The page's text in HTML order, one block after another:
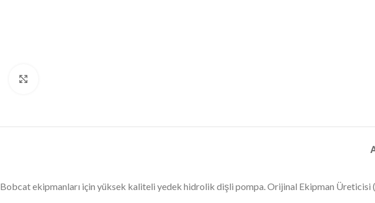
Bobcat ekipmanları için yüksek kaliteli yedek hidrolik dişli pompa. Orijinal Ekipman Üreticisi